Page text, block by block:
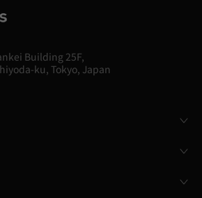
Building 25F,
ku, Tokyo, Japan